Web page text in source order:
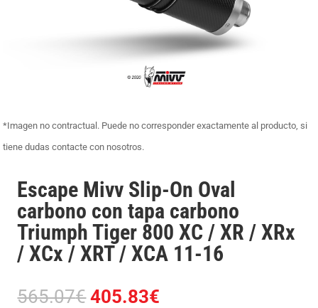
*Imagen no contractual. Puede no corresponder exactamente al producto, si
tiene dudas contacte con nosotros.
Escape Mivv Slip-On Oval
carbono con tapa carbono
Triumph Tiger 800 XC / XR / XRx
/ XCx / XRT / XCA 11-16
565.07€El
405.83€